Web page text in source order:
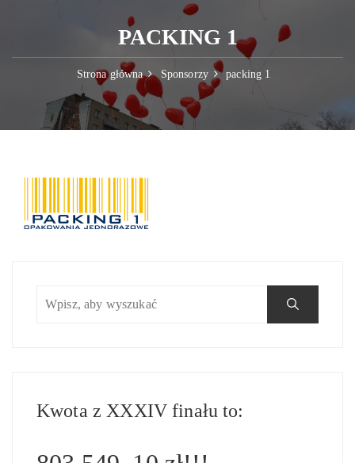
PACKING 1
Strona główna Sponsorzy packing 1
Kwota z XXXIV finału to: